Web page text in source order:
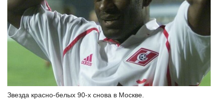
Звезда красно-белых 90-х снова в Москве.